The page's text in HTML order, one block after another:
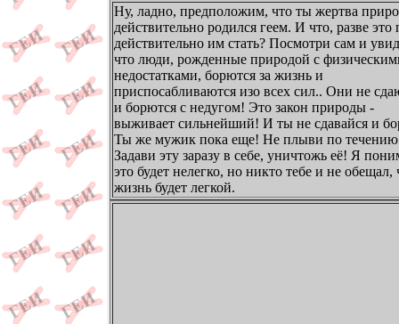
Ну, ладно, предположим, что ты жертва
действительно родился геем. И что, разве это
действительно им стать? Посмотри сам и
что люди, рожденные природой с
недостатками, борются за жизнь и
приспосабливаются изо всех сил.. Они не
и борются с недугом! Это закон природы -
выживает сильнейший! И ты не сдавайся и
Ты же мужик пока еще! Не плыви по
Задави эту заразу в себе, уничтожь её! Я
это будет нелегко, но никто тебе и не обещал,
жизнь будет легкой.